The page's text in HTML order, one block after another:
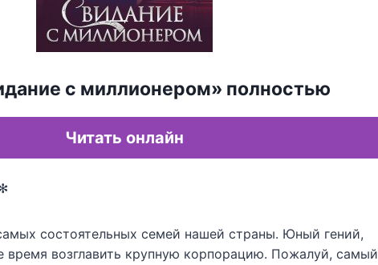
с миллионером» полностью
Читать онлайн
состоятельных семей нашей страны. Юный гений,
время возглавить крупную корпорацию. Пожалуй, самый